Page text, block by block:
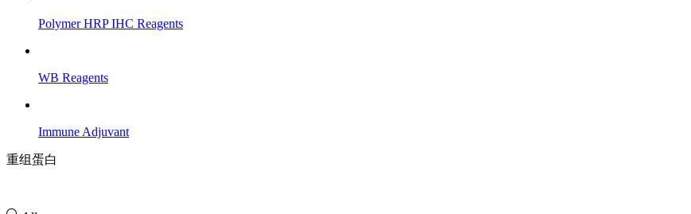
Polymer HRP IHC Reagents
WB Reagents
Immune Adjuvant
重组蛋白